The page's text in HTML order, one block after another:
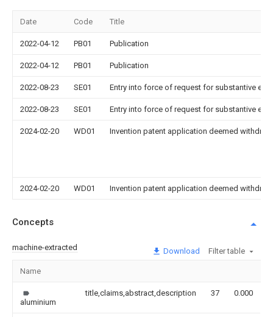
Date Code Title
2022-04-12 PB01 Publication
2022-04-12 PB01 Publication
2022-08-23 SE01 Entry into force of request for substantive
2022-08-23 SE01 Entry into force of request for substantive
2024-02-20 WD01 Invention patent application deemed
2024-02-20 WD01 Invention patent application deemed
Concepts
machine-extracted Download Filter table
Name
aluminium
title,claims,abstract,description 37 0.000